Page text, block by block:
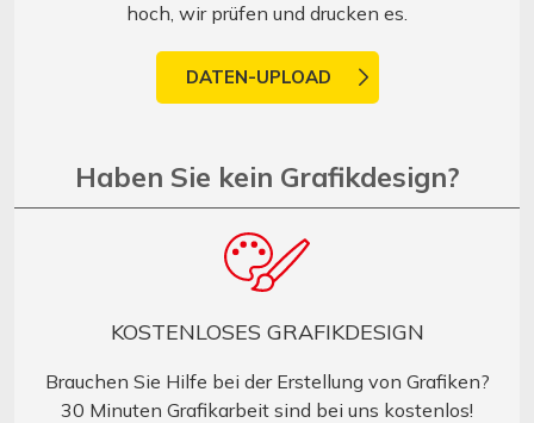
Stempel herstellen
hoch, wir prüfen und drucken es.
DATEN-UPLOAD
Haben Sie kein Grafikdesign?
KOSTENLOSES GRAFIKDESIGN
Brauchen Sie Hilfe bei der Erstellung von Grafiken?
30 Minuten Grafikarbeit sind bei uns kostenlos!